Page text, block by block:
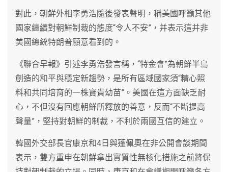
對此，朝鮮外相李勇浩隨後發表聲明，稱美國呼籲其他
國家繼續對朝鮮制裁的態度“令人不安”，并表示這并非
美國總統特朗普願意看到的。
《聯合早報》引述李勇浩發言稱，“特金會”為朝鮮半島
創造的和平與穩定新趨勢，是所有區域國家須“精心照
料和共同培育的一株寶貴幼苗”。美國在這方面缺乏耐
心，不但沒有回應朝鮮所釋放的善意，反而“不斷提高
聲量”，堅持對朝鮮的制裁，不利於兩國互信的建立。
韓國外交部長官康京和4日與蓬佩奧在非公開會談期間
表示，雙方重申在朝鮮拿出實質性無核化措施之前將保